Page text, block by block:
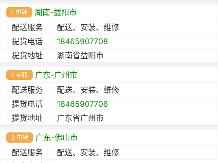
1 中转
湖南-益阳市
配送服务
配送、安装、维修
提货电话
18465907708
提货地址
湖南省益阳市
2 中转
广东-广州市
配送服务
配送、安装、维修
提货电话
18465907708
提货地址
广东省广州市
3 中转
广东-佛山市
配送服务
配送、安装、维修